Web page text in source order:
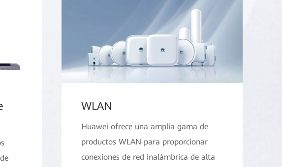
WLAN
Huawei ofrece una amplia gama de
productos WLAN para proporcionar
conexiones de red inalámbrica de alta